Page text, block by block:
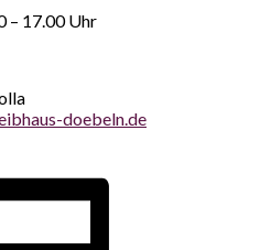
– 17.00 Uhr
doebeln.de